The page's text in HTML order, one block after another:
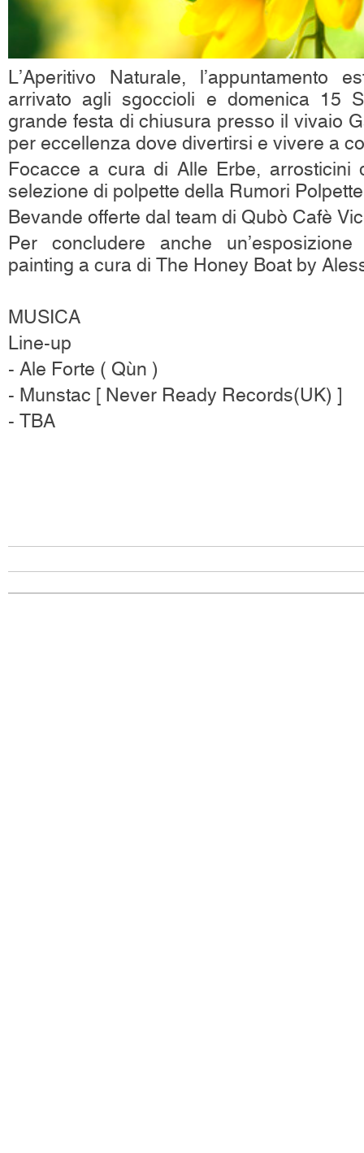
L’Aperitivo Naturale, l’appuntamento
arrivato agli sgoccioli e domenica 15
grande festa di chiusura presso il vivaio
per eccellenza dove divertirsi e vivere a
Focacce a cura di Alle Erbe, arrosticini
selezione di polpette della Rumori
Bevande offerte dal team di Qubò Cafè
Per concludere anche
painting a cura di The Honey Boat by
MUSICA
Line-up
- Ale Forte ( Qùn )
- Munstac [ Never Ready Records(UK) ]
- TBA